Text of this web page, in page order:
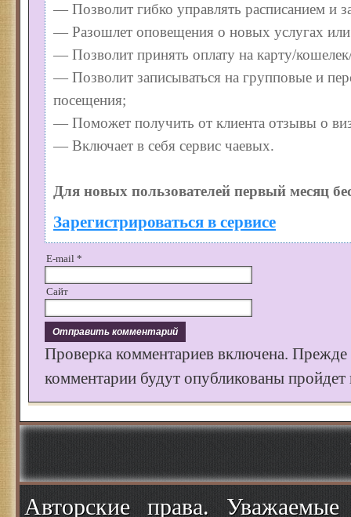
— Позволит гибко управлять расписанием и
— Разошлет оповещения о новых услугах
— Позволит принять оплату на карту/
— Позволит записываться на групповые и
посещения;
— Поможет получить от клиента отзывы о
— Включает в себя сервис чаевых.
Для новых пользователей первый месяц
Зарегистрироваться в сервисе
E-mail *
Сайт
Проверка комментариев включена.
комментарии будут опубликованы пройдет
Авторские права.